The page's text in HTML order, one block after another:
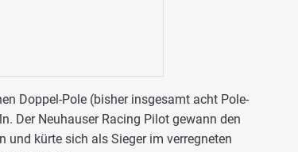
Doppel-Pole (bisher insgesamt acht Pole-
Der Neuhauser Racing Pilot gewann den
kürte sich als Sieger im verregneten